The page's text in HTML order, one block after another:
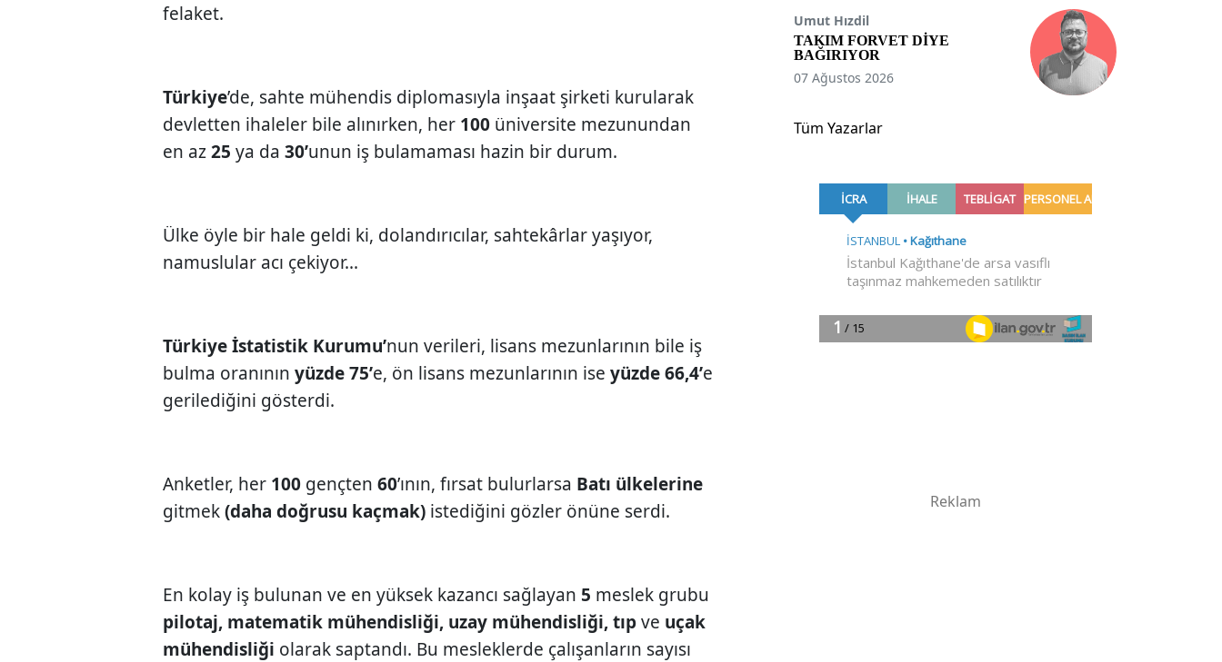
felaket.
Türkiye’de, sahte mühendis diplomasıyla inşaat şirketi kurularak
devletten ihaleler bile alınırken, her 100 üniversite mezunundan
en az25ya da 30’unun iş bulamaması hazin bir durum.
Ülke öyle bir hale geldi ki, dolandırıcılar, sahtekârlar yaşıyor,
namuslular acı çekiyor...
Türkiye İstatistik Kurumu’nun verileri, lisans mezunlarının bile iş
bulma oranınınyüzde 75’e, ön lisans mezunlarının iseyüzde 66,4’e
gerilediğini gösterdi.
Anketler, her 100 gençten60’ının, fırsat bulurlarsa Batı ülkelerine
gitmek(daha doğrusu kaçmak) istediğini gözler önüne serdi.
En kolay iş bulunan ve en yüksek kazancı sağlayan 5 meslek grubu
pilotaj, matematik mühendisliği, uzay mühendisliği, tıpve uçak
mühendisliği olarak saptandı. Bu mesleklerde çalışanların sayısı
Umut Hızdil
TAKIM FORVET DİYE
BAĞIRIYOR
07 Ağustos 2026
Tüm Yazarlar